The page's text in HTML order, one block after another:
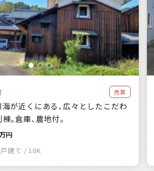
林が豊か 暖かい地域
涼しい地域
都市近郊
宅購入補助
リフォーム補助
業補助
該当 1件
クリア
売買
海が近くにある、広々としたこだわ
。倉庫、農地付。
円
戸建て / 10K